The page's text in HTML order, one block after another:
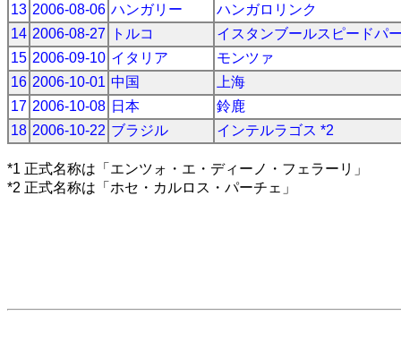
13 2006-08-06 ハンガリー
ハンガロリンク
14 2006-08-27 トルコ
イスタンブールスピードパ
15 2006-09-10 イタリア
モンツァ
16 2006-10-01 中国
上海
17 2006-10-08 日本
鈴鹿
18 2006-10-22 ブラジル インテルラゴス *2
*1 正式名称は「エンツォ・エ・ディーノ・フェラーリ」
*2 正式名称は「ホセ・カルロス・パーチェ」